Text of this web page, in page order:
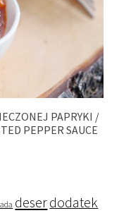
PAPRYKI /
PEPPER SAUCE
deserdodatek